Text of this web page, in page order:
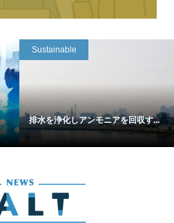
Sustainable
排水を浄化しアンモニアを回収す...